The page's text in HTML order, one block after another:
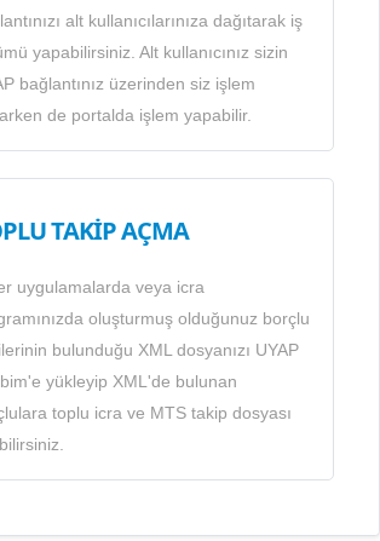
alt kullanıcılarınıza dağıtarak iş
yapabilirsiniz. Alt kullanıcınız sizin
bağlantınız üzerinden siz işlem
de portalda işlem yapabilir.
TAKİP AÇMA
uygulamalarda veya icra
oluşturmuş olduğunuz borçlu
bulunduğu XML dosyanızı UYAP
yükleyip XML'de bulunan
toplu icra ve MTS takip dosyası